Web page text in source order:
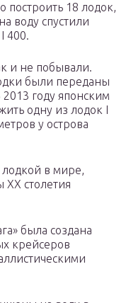
построить 18 лодок,
воду спустили
400.
и не побывали.
были переданы
году японским
одну из лодок I
у острова
лодкой в мире,
ХХ столетия
была создана
крейсеров